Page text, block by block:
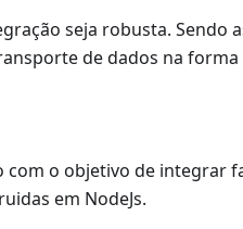
seja robusta. Sendo
de dados na forma
com o objetivo de integrar
em NodeJs.